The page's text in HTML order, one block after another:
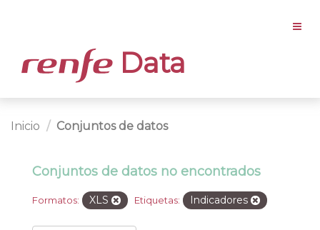
Data
Inicio Conjuntos de datos
Conjuntos de datos no encontrados
Formatos: XLS Etiquetas: Indicadores